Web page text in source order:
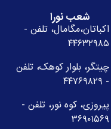
شعب نورا
اکباتان،مگامال، تلفن -
۴۴۶۳۲۹۸۵
چیتگر، بلوار کوهک، تلفن
- ۴۴۷۶۹۸۲۹
پیروزی، کوه نور، تلفن -
۳۶۹۰۱۵۶۹